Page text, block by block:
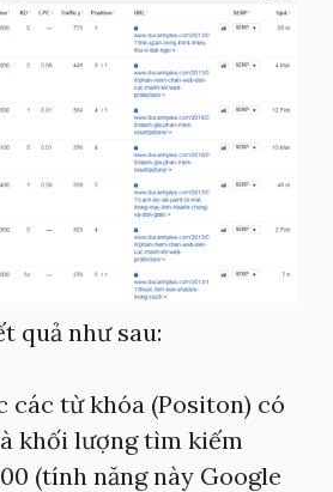
quả như sau:
các từ khóa (Positon) có
khối lượng tìm kiếm
(tính năng này Google